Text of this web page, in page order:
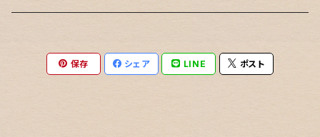
カレー用
保存 シェア LINE ポスト